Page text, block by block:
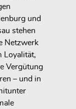
und
stehen
Netzwerk
Loyalität,
Vergütung
– und in